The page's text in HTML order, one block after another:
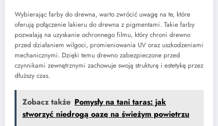
Wybierając farby do drewna, warto zwrócić uwagę na te, które
oferują połączenie lakieru do drewna z pigmentami. Takie farby
pozwalają na uzyskanie ochronnego filmu, który chroni drewno
przed działaniem wilgoci, promieniowania UV oraz uszkodzeniami
mechanicznymi. Dzięki temu drewno zabezpieczone przed
czynnikami zewnętrznymi zachowuje swoją strukturę i estetykę przez
dłuższy czas.
Zobacz także Pomysły na tani taras: jak
stworzyć niedrogą oazę na świeżym powietrzu